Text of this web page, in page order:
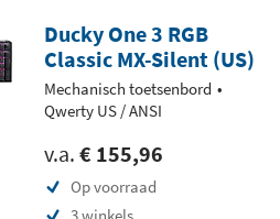
Ducky One 3 RGB
Classic MX-Silent (US)
Mechanisch toetsenbord
Qwerty US / ANSI
v.a. € 155,96
Op voorraad